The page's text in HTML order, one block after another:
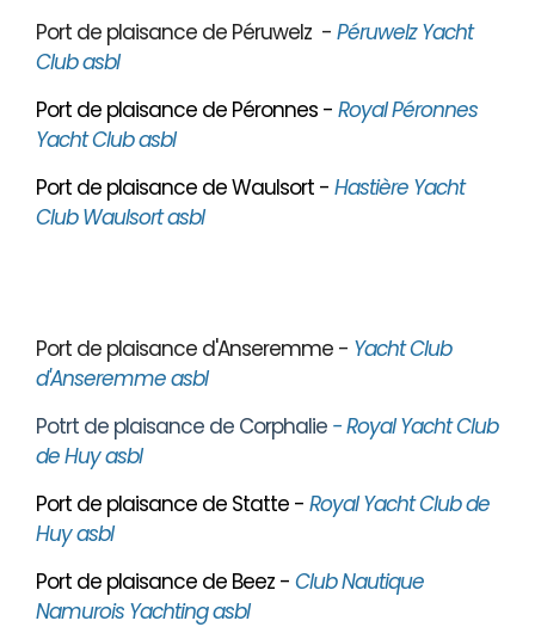
Port de plaisance de Péruwelz - Péruwelz Yacht
Club asbl
Port de plaisance de Péronnes - Royal Péronnes
Yacht Club asbl
Port de plaisance de Waulsort - Hastière Yacht
Club Waulsort asbl
Port de plaisance d'Anseremme - Yacht Club
d'Anseremme asbl
Potrt de plaisance de Corphalie - Royal Yacht Club
de Huy asbl
Port de plaisance de Statte - Royal Yacht Club de
Huy asbl
Port de plaisance de Beez - Club Nautique
Namurois Yachting asbl